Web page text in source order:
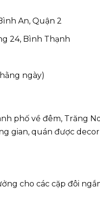
An, Quận 2
24, Bình Thạnh
ngày)
phố về đêm, Trăng
gian, quán được
cho các cặp đôi